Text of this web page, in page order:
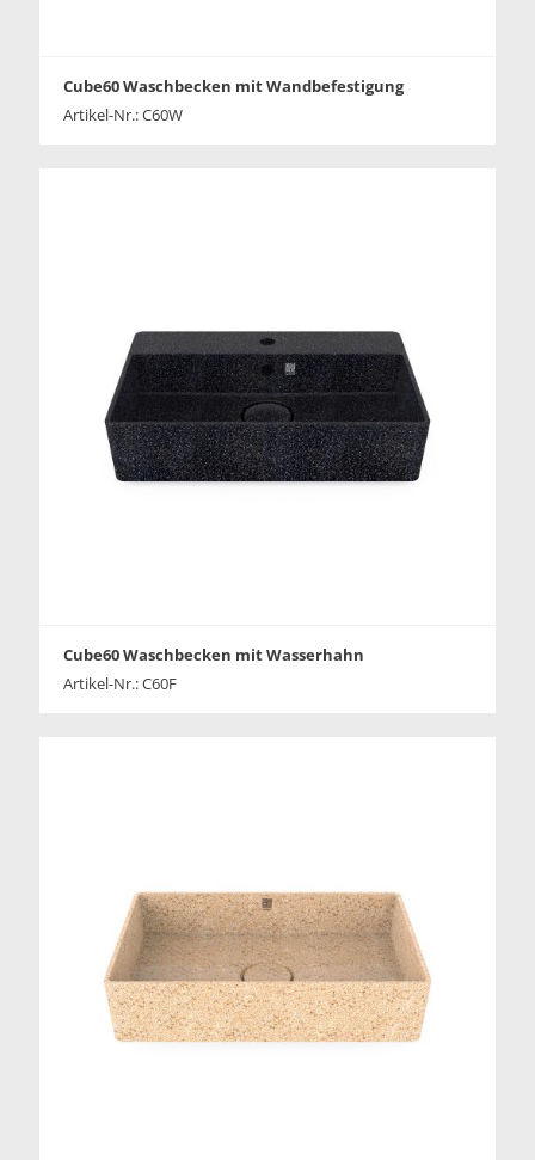
Cube60 Waschbecken mit Wandbefestigung
Artikel-Nr.: C60W
Cube60 Waschbecken mit Wasserhahn
Artikel-Nr.: C60F